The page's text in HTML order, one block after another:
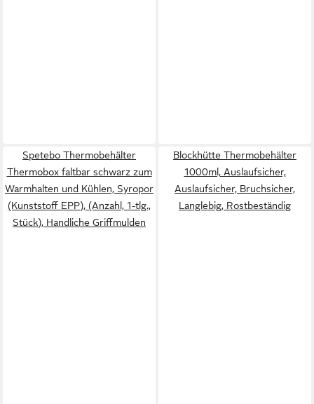
Spetebo Thermobehälter
Thermobox faltbar schwarz zum
Warmhalten und Kühlen, Syropor
(Kunststoff EPP), (Anzahl, 1-tlg.,
Stück), Handliche Griffmulden
Blockhütte Thermobehälter
1000ml, Auslaufsicher,
Auslaufsicher, Bruchsicher,
Langlebig, Rostbeständig